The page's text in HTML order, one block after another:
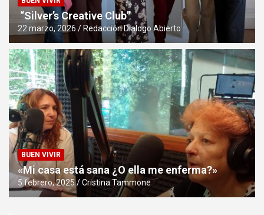
“Silver’s Creative Club”
22 marzo, 2026 Redacción Dialogo Abierto
BUEN VIVIR
«Mi casa está sana ¿O ella me enferma?»
5 febrero, 2025 Cristina Tammone